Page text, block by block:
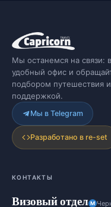
Мы останемся на связи:
удобный офис и
подбором путешествия
поддержкой.
Мы в Telegram
Разработано в re-set
КОНТАКТЫ
Визовый отдел